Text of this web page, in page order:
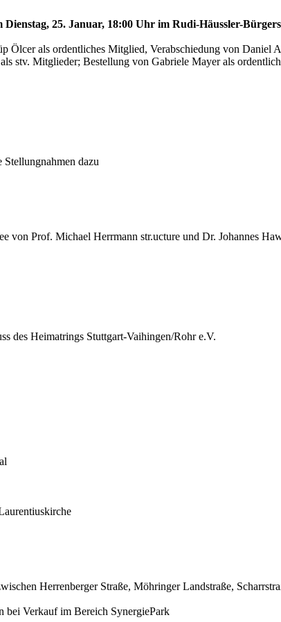
25. Januar, 18:00 Uhr im Rudi-Häussler-
Ölcer als ordentliches Mitglied, Verabschiedung von Daniel
stv. Mitglieder; Bestellung von Gabriele Mayer als
Stellungnahmen dazu
von Prof. Michael Herrmann str.ucture und Dr. Johannes
des Heimatrings Stuttgart-Vaihingen/Rohr e.V.
Herrenberger Straße, Möhringer Landstraße,
bei Verkauf im Bereich SynergiePark